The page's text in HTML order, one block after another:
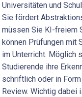
Universitäten und
Sie fördert
müssen Sie KI-freiem
können Prüfungen mit
im Unterricht. Möglich
Studierende ihre
schriftlich oder in
Review. Wichtig